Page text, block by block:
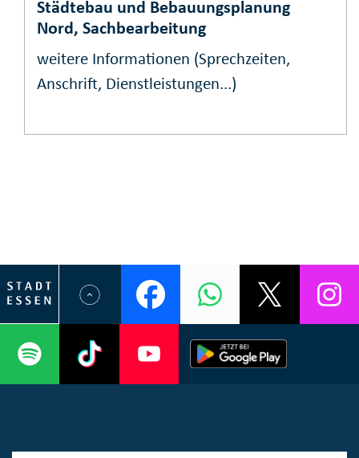
Städtebau und Bebauungsplanung
Nord, Sachbearbeitung
weitere Informationen (Sprechzeiten,
Anschrift, Dienstleistungen...)